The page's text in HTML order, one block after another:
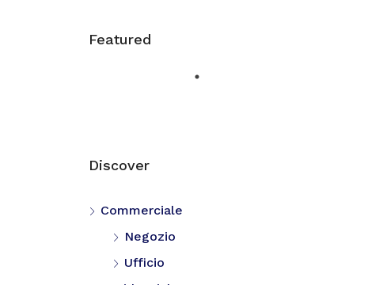
Featured
Discover
Commerciale
Negozio
Ufficio